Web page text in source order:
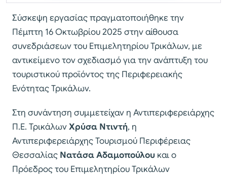
Σύσκεψη εργασίας πραγματοποιήθηκε την
Πέμπτη 16 Οκτωβρίου 2025 στην αίθουσα
συνεδριάσεων του Επιμελητηρίου Τρικάλων, με
αντικείμενο τον σχεδιασμό για την ανάπτυξη του
τουριστικού προϊόντος της Περιφερειακής
Ενότητας Τρικάλων.
Στη συνάντηση συμμετείχαν η Αντιπεριφερειάρχης
Π.Ε. ΤρικάλωνΧρύσα Ντιντή, η
Αντιπεριφερειάρχης Τουρισμού Περιφέρειας
Θεσσαλίας Νατάσα Αδαμοπούλου και ο
Πρόεδρος του Επιμελητηρίου Τρικάλων